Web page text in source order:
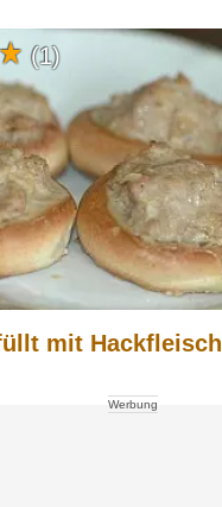
mit Hackfleisch
(1)
Werbung